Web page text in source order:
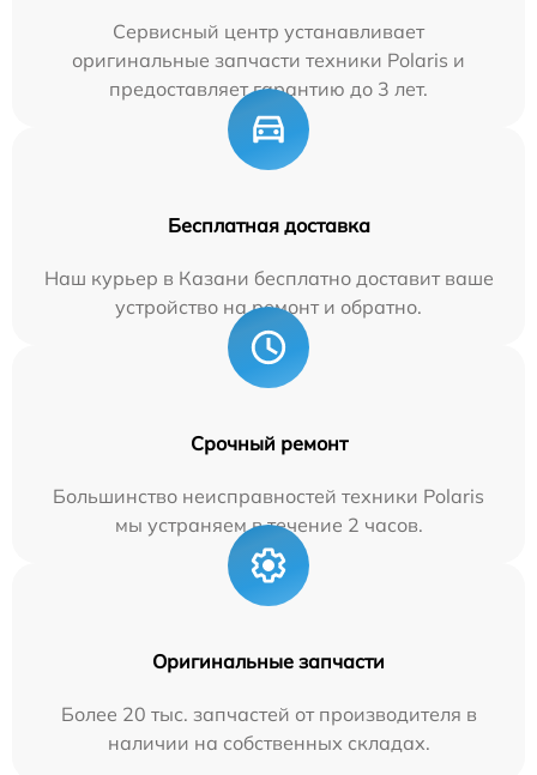
Сервисный центр устанавливает
оригинальные запчасти техники Polaris и
предоставляет гарантию до 3 лет.
Бесплатная доставка
Наш курьер в Казани бесплатно доставит ваше
устройство на ремонт и обратно.
Срочный ремонт
Большинство неисправностей техники Polaris
мы устраняем в течение 2 часов.
Оригинальные запчасти
Более 20 тыс. запчастей от производителя в
наличии на собственных складах.